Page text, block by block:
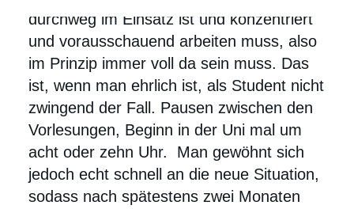
durchweg im Einsatz ist und konzentriert
und vorausschauend arbeiten muss, also
im Prinzip immer voll da sein muss. Das
ist, wenn man ehrlich ist, als Student nicht
zwingend der Fall. Pausen zwischen den
Vorlesungen, Beginn in der Uni mal um
acht oder zehn Uhr. Man gewöhnt sich
jedoch echt schnell an die neue Situation,
sodass nach spätestens zwei Monaten